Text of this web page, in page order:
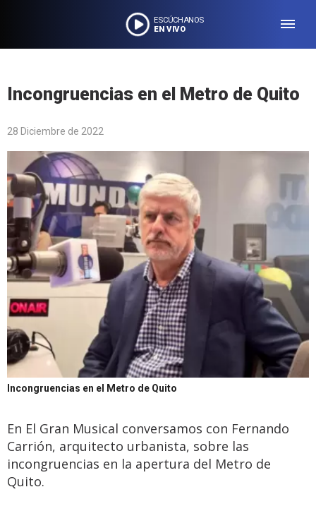
ESCÚCHANOS
EN VIVO
Incongruencias en el Metro de Quito
28 Diciembre de 2022
Incongruencias en el Metro de Quito
En El Gran Musical conversamos con Fernando
Carrión, arquitecto urbanista, sobre las
incongruencias en la apertura del Metro de
Quito.